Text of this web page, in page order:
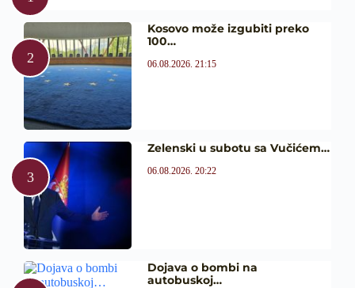
Kosovo može izgubiti preko
100…
06.08.2026. 21:15
Zelenski u subotu sa Vučićem…
06.08.2026. 20:22
Dojava o bombi na
autobuskoj…